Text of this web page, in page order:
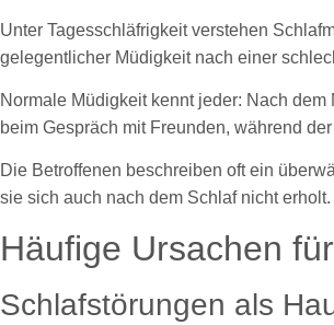
Unter Tagesschläfrigkeit verstehen
gelegentlicher Müdigkeit nach einer
Normale Müdigkeit kennt jeder: Nach
beim Gespräch mit Freunden, während
Die Betroffenen beschreiben oft ein
sie sich auch nach dem Schlaf nicht erholt.
Häufige Ursachen
Schlafstörungen als